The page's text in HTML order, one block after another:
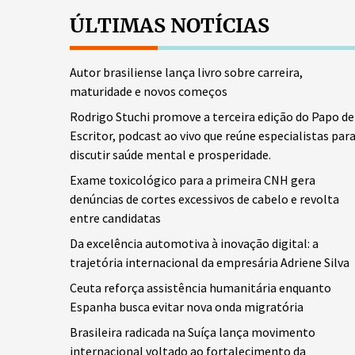
ÚLTIMAS NOTÍCIAS
Autor brasiliense lança livro sobre carreira,
maturidade e novos começos
Rodrigo Stuchi promove a terceira edição do Papo de
Escritor, podcast ao vivo que reúne especialistas para
discutir saúde mental e prosperidade.
Exame toxicológico para a primeira CNH gera
denúncias de cortes excessivos de cabelo e revolta
entre candidatas
Da excelência automotiva à inovação digital: a
trajetória internacional da empresária Adriene Silva
Ceuta reforça assistência humanitária enquanto
Espanha busca evitar nova onda migratória
Brasileira radicada na Suíça lança movimento
internacional voltado ao fortalecimento da